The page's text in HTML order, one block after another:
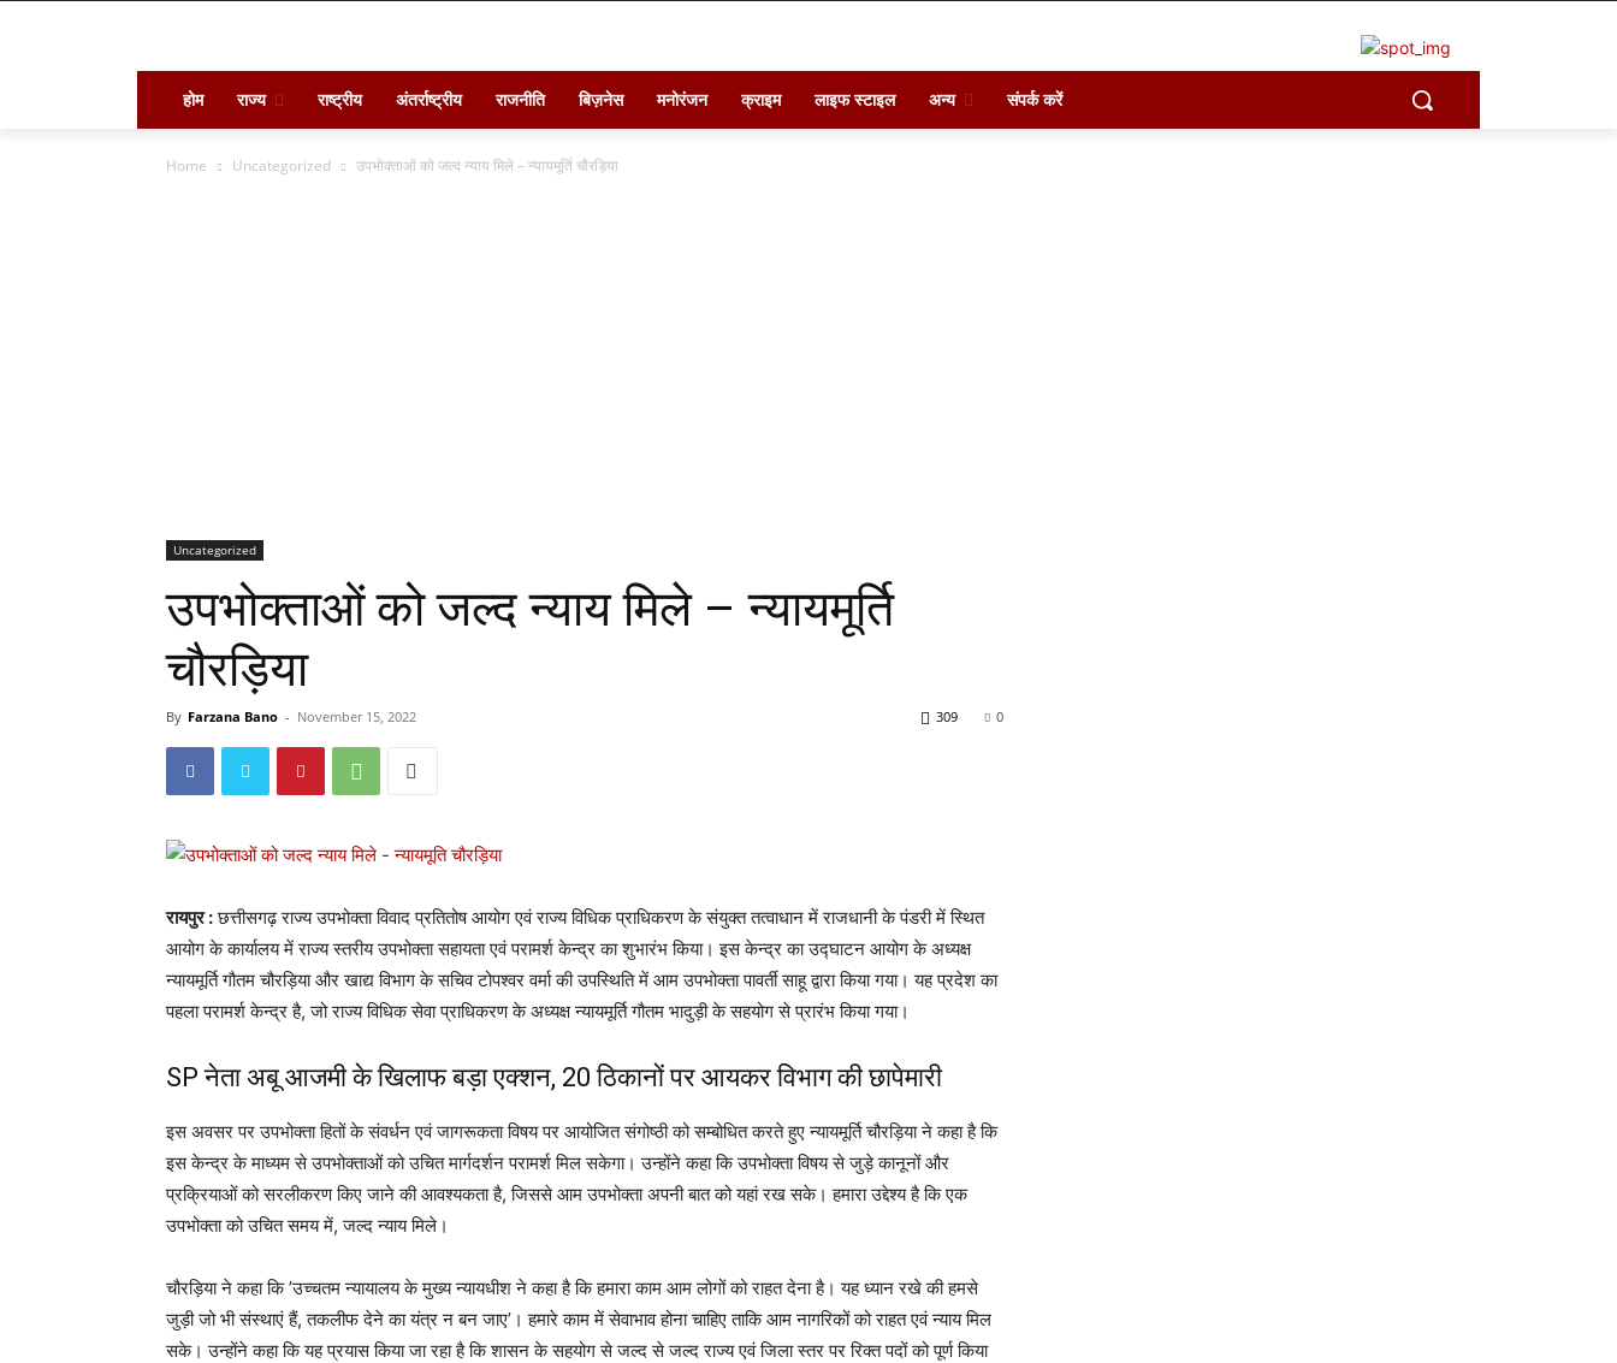
होम राज्य राष्ट्रीय अंतर्राष्ट्रीय राजनीति बिज़नेस मनोरंजन क्राइम लाइफ स्टाइल अन्य संपर्क करें
Home Uncategorized उपभोक्ताओं को जल्द न्याय मिले – न्यायमूर्ति चौरड़िया
Uncategorized
उपभोक्ताओं को जल्द न्याय मिले – न्यायमूर्ति
चौरड़िया
By Farzana Bano - November 15, 2022 0
309
रायपुर :छत्तीसगढ़ राज्य उपभोक्ता विवाद प्रतितोष आयोग एवं राज्य विधिक प्राधिकरण के संयुक्त तत्वाधान में राजधानी के पंडरी में स्थित
आयोग के कार्यालय में राज्य स्तरीय उपभोक्ता सहायता एवं परामर्श केन्द्र का शुभारंभ किया। इस केन्द्र का उद्घाटन आयोग के अध्यक्ष
न्यायमूर्ति गौतम चौरड़िया और खाद्य विभाग के सचिव टोपश्वर वर्मा की उपस्थिति में आम उपभोक्ता पावर्ती साहू द्वारा किया गया। यह प्रदेश का
पहला परामर्श केन्द्र है, जो राज्य विधिक सेवा प्राधिकरण के अध्यक्ष न्यायमूर्ति गौतम भादुड़ी के सहयोग से प्रारंभ किया गया।
SP नेता अबू आजमी के खिलाफ बड़ा एक्शन, 20 ठिकानों पर आयकर विभाग की छापेमारी
इस अवसर पर उपभोक्ता हितों के संवर्धन एवं जागरूकता विषय पर आयोजित संगोष्ठी को सम्बोधित करते हुए न्यायमूर्ति चौरड़िया ने कहा है कि
इस केन्द्र के माध्यम से उपभोक्ताओं को उचित मार्गदर्शन परामर्श मिल सकेगा। उन्होंने कहा कि उपभोक्ता विषय से जुड़े कानूनों और
प्रक्रियाओं को सरलीकरण किए जाने की आवश्यकता है, जिससे आम उपभोक्ता अपनी बात को यहां रख सके। हमारा उद्देश्य है कि एक
उपभोक्ता को उचित समय में, जल्द न्याय मिले।
चौरड़िया ने कहा कि ’उच्चतम न्यायालय के मुख्य न्यायधीश ने कहा है कि हमारा काम आम लोगों को राहत देना है। यह ध्यान रखे की हमसे
जुड़ी जो भी संस्थाएं हैं, तकलीफ देने का यंत्र न बन जाए’। हमारे काम में सेवाभाव होना चाहिए ताकि आम नागरिकों को राहत एवं न्याय मिल
सके। उन्होंने कहा कि यह प्रयास किया जा रहा है कि शासन के सहयोग से जल्द से जल्द राज्य एवं जिला स्तर पर रिक्त पदों को पूर्ण किया